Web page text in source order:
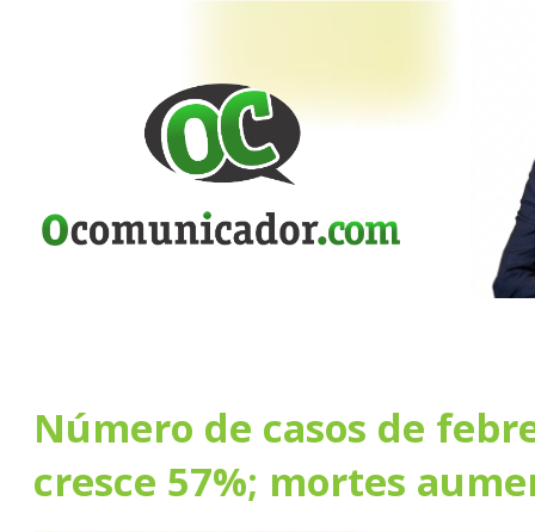
Número de casos de
cresce 57%; mortes